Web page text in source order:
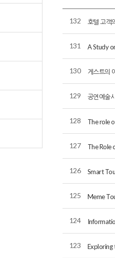
132 호텔 고객
131 A Study
130 게스트의
129 공연예술
128 The role
127 The Role
126 Smart
125 Meme
124
123 Exploring